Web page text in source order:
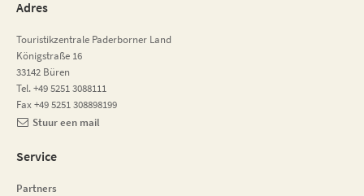
Adres
Touristikzentrale Paderborner Land
Königstraße 16
33142 Büren
Tel. +49 5251 3088111
Fax +49 5251 308898199
Stuur een mail
Service
Partners